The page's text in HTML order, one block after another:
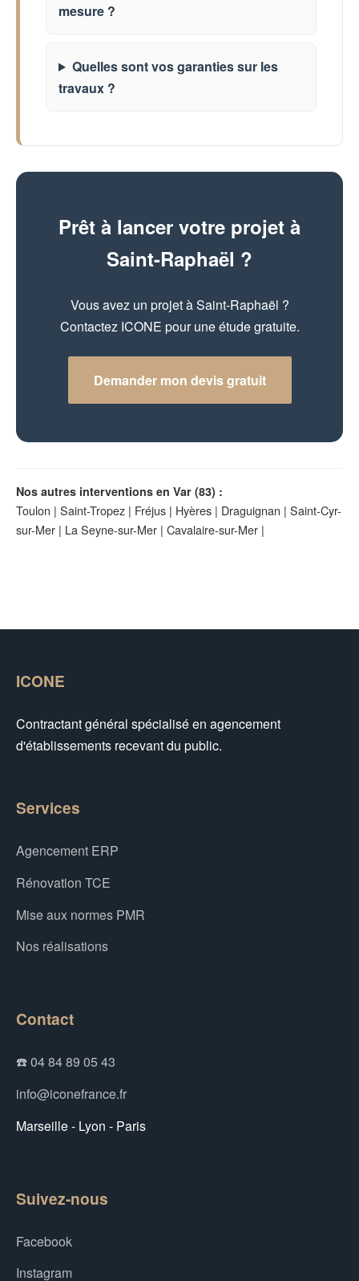
mesure ?
Quelles sont vos garanties sur les
travaux ?
Prêt à lancer votre projet à
Saint-Raphaël ?
Vous avez un projet à Saint-Raphaël ?
Contactez ICONE pour une étude gratuite.
Demander mon devis gratuit
Nos autres interventions en Var (83) :
Toulon | Saint-Tropez | Fréjus | Hyères | Draguignan | Saint-Cyr-
sur-Mer | La Seyne-sur-Mer | Cavalaire-sur-Mer |
ICONE
Contractant général spécialisé en agencement
d'établissements recevant du public.
Services
Agencement ERP
Rénovation TCE
Mise aux normes PMR
Nos réalisations
Contact
☎️ 04 84 89 05 43
info@iconefrance.fr
Marseille - Lyon - Paris
Suivez-nous
Facebook
Instagram